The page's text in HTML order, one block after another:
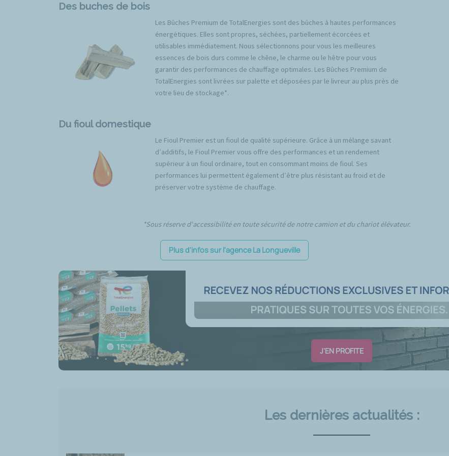
Des buches de bois
Les Bûches Premium de TotalEnergies sont des bûches à hautes performances
énergétiques. Elles sont propres, séchées, partiellement écorcées et
utilisables immédiatement. Nous sélectionnons pour vous les meilleures
essences de bois durs comme le chêne, le charme ou le hêtre pour vous
garantir des performances de chauffage optimales. Les Bûches Premium de
TotalEnergies sont livrées sur palette et déposées par le livreur au plus près de
votre lieu de stockage*.
Du fioul domestique
Le Fioul Premier est un fioul de qualité supérieure. Grâce à un mélange savant
d’additifs, le Fioul Premier vous offre des performances et un rendement
supérieur à un fioul ordinaire, tout en consommant moins de fioul. Ses
performances lui permettent également d’être plus résistant au froid et de
préserver votre système de chauffage.
*Sous réserve d'accessibilité en toute sécurité de notre camion et du chariot élévateur.
Plus d'infos sur l'agence La Longueville
J'EN PROFITE
Les dernières actualités :